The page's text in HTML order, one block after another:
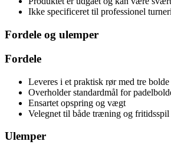
Ikke specificeret til professionel
Fordele og ulemper
Fordele
Leveres i et praktisk rør med tre bolde
Overholder standardmål for
Ensartet opspring og vægt
Velegnet til både træning og fritidsspil
Ulemper